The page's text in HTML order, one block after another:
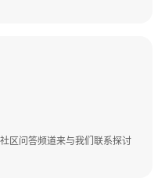
区问答频道来与我们联系探讨